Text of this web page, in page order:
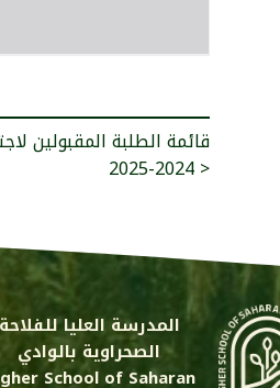
قائمة الطلبة المقبولين
2024-2025 >
المدرسة العليا للفلاحة
الصحراوية بالوادي
School of Saharan